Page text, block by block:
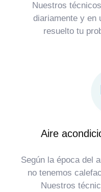
Nuestros
diariamente y en
resuelto tu
Aire
Según la época del
no tenemos
Nuestros